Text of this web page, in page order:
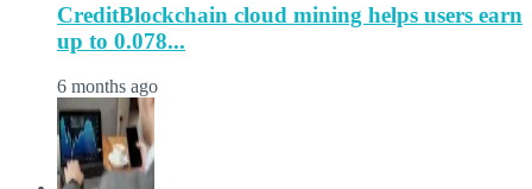
CreditBlockchain cloud mining helps users earn
up to 0.078...
6 months ago